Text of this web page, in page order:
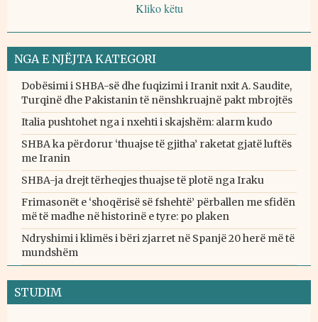
Kliko këtu
NGA E NJËJTA KATEGORI
Dobësimi i SHBA-së dhe fuqizimi i Iranit nxit A. Saudite,
Turqinë dhe Pakistanin të nënshkruajnë pakt mbrojtës
Italia pushtohet nga i nxehti i skajshëm: alarm kudo
SHBA ka përdorur ‘thuajse të gjitha’ raketat gjatë luftës
me Iranin
SHBA-ja drejt tërheqjes thuajse të plotë nga Iraku
Frimasonët e ‘shoqërisë së fshehtë’ përballen me sfidën
më të madhe në historinë e tyre: po plaken
Ndryshimi i klimës i bëri zjarret në Spanjë 20 herë më të
mundshëm
STUDIM